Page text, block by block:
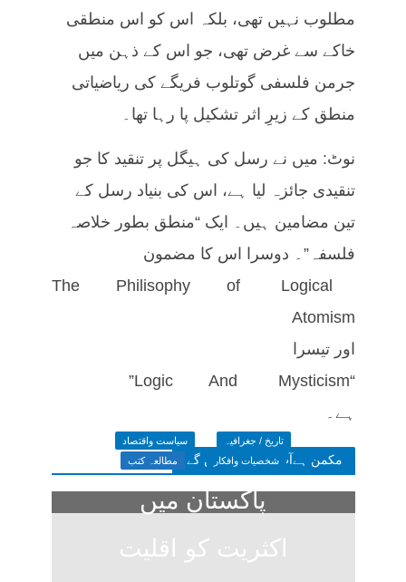
مطلوب نہیں تھی، بلکہ اس کو اس منطقی
خاکے سے غرض تھی، جو اس کے ذہن میں
جرمن فلسفی گوتلوب فریگے کی ریاضیاتی
منطق کے زیرِ اثر تشکیل پا رہا تھا۔
نوٹ: میں نے رسل کی ہیگل پر تنقید کا جو
تنقیدی جائزہ لیا ہے، اس کی بنیاد رسل کے
تین مضامین ہیں۔ ایک “منطق بطور خلاصہ
فلسفہ”۔ دوسرا اس کا مضمون
The Philisophy of Logical
Atomism
اور تیسرا
“Logic And Mysticism”
ہے۔
مکمن ہےآپ پسند فرمائیں گے
تاریخ / جغرافیہ
سیاست واقتصاد
شخصیات وافکار
مطالعہ کتب
پاکستان میں
اکثریت کو اقلیت